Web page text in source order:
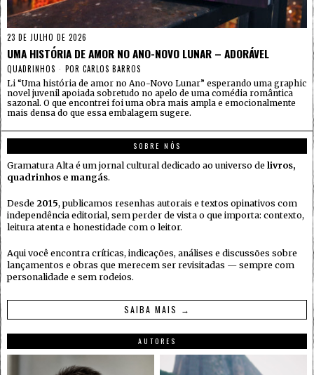
23 DE JULHO DE 2026
UMA HISTÓRIA DE AMOR NO ANO-NOVO LUNAR – ADORÁVEL
QUADRINHOS POR CARLOS BARROS
Li “Uma história de amor no Ano-Novo Lunar” esperando uma graphic
novel juvenil apoiada sobretudo no apelo de uma comédia romântica
sazonal. O que encontrei foi uma obra mais ampla e emocionalmente
mais densa do que essa embalagem sugere.
SOBRE NÓS
Gramatura Alta é um jornal cultural dedicado ao universo de livros,
quadrinhos e mangás.
Desde 2015, publicamos resenhas autorais e textos opinativos com
independência editorial, sem perder de vista o que importa: contexto,
leitura atenta e honestidade com o leitor.
Aqui você encontra críticas, indicações, análises e discussões sobre
lançamentos e obras que merecem ser revisitadas — sempre com
personalidade e sem rodeios.
SAIBA MAIS →
AUTORES